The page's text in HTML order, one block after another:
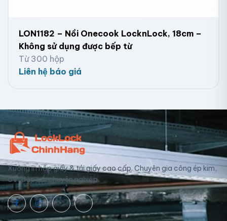
LON1182 – Nồi Onecook LocknLock, 18cm –
Không sử dụng được bếp từ
Từ 300 hộp
Liên hệ báo giá
Xưởng in hộp giấy & túi giấy cao cấp. Chuyên gia công ép kim,
UV, dập nổi chuyên nghiệp.